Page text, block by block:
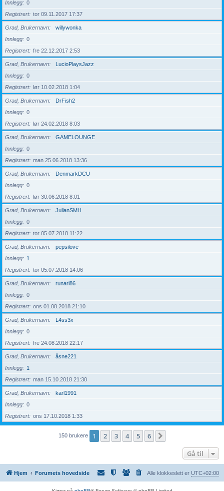
Innlegg
0
Registrert
tor 09.11.2017 17:37
Grad, Brukernavn
willywonka
Innlegg
0
Registrert
fre 22.12.2017 2:53
Grad, Brukernavn
LucioPlaysJazz
Innlegg
0
Registrert
lør 10.02.2018 1:04
Grad, Brukernavn
DrFish2
Innlegg
0
Registrert
lør 24.02.2018 8:03
Grad, Brukernavn
GAMELOUNGE
Innlegg
0
Registrert
man 25.06.2018 13:36
Grad, Brukernavn
DenmarkDCU
Innlegg
0
Registrert
lør 30.06.2018 8:01
Grad, Brukernavn
JulianSMH
Innlegg
0
Registrert
tor 05.07.2018 11:22
Grad, Brukernavn
pepsilove
Innlegg
1
Registrert
tor 05.07.2018 14:06
Grad, Brukernavn
runarl86
Innlegg
0
Registrert
ons 01.08.2018 21:10
Grad, Brukernavn
L4ss3x
Innlegg
0
Registrert
fre 24.08.2018 22:17
Grad, Brukernavn
åsne221
Innlegg
1
Registrert
man 15.10.2018 21:30
Grad, Brukernavn
karl1991
Innlegg
0
Registrert
ons 17.10.2018 1:33
150 brukere 1 2 3 4 5 6
Gå til
Hjem Forumets hovedside Alle klokkeslett er UTC+02:00